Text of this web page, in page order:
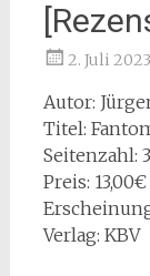
2. Juli 2023
Autor:
Titel:
Seitenzahl:
Preis:
Verlag: KBV